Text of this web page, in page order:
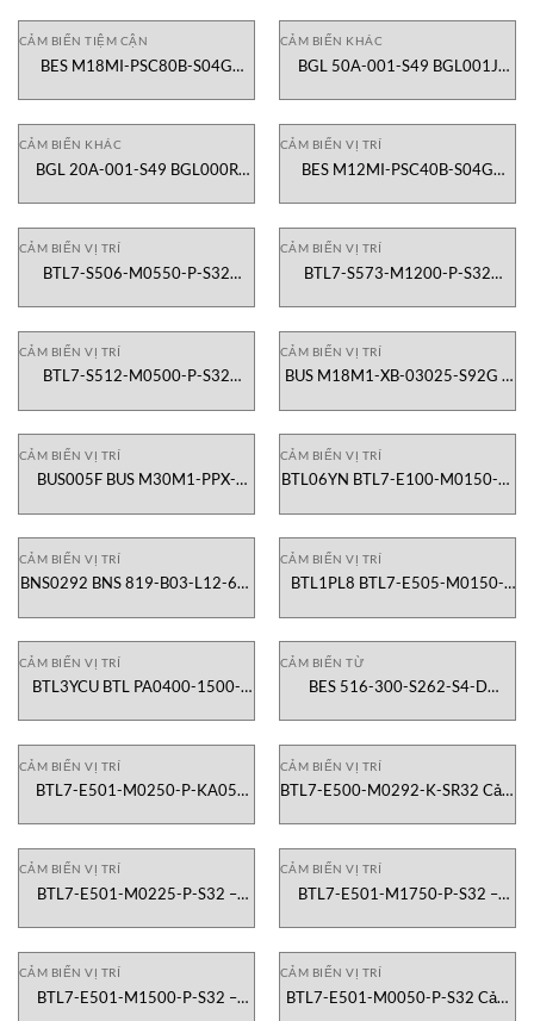
CẢM BIẾN TIỆM CẬN
BES M18MI-PSC80B-S04G
BALLUFF Vietnam
CẢM BIẾN KHÁC
BGL 50A-001-S49 BGL001J
Vietnam
CẢM BIẾN KHÁC
BGL 20A-001-S49 BGL000R
Vietnam
CẢM BIẾN VỊ TRÍ
BES M12MI-PSC40B-S04G
BALLUFF Vietnam
CẢM BIẾN VỊ TRÍ
BTL7-S506-M0550-P-S32
tính từ tính Balluff Vietnam
CẢM BIẾN VỊ TRÍ
BTL7-S573-M1200-P-S32
tính từ tính Balluff Vietnam
CẢM BIẾN VỊ TRÍ
BTL7-S512-M0500-P-S32
tính từ tính Balluff Vietnam
CẢM BIẾN VỊ TRÍ
BUS M18M1-XB-03025-S92G –
Balluff Việt Nam
CẢM BIẾN VỊ TRÍ
BUS005F BUS M30M1-PPX-
Balluff Vietnam
CẢM BIẾN VỊ TRÍ
BTL06YN BTL7-E100-M0150-B-
Balluff Vietnam
CẢM BIẾN VỊ TRÍ
BNS0292 BNS 819-B03-L12-61-
Vietnam
CẢM BIẾN VỊ TRÍ
BTL1PL8 BTL7-E505-M0150-
tuyến tính Balluff Vietnam
CẢM BIẾN VỊ TRÍ
BTL3YCU BTL PA0400-1500-
tính tuyến tính Balluff Vietnam
CẢM BIẾN TỪ
BES 516-300-S262-S4-D
Balluff Vietnam
CẢM BIẾN VỊ TRÍ
BTL7-E501-M0250-P-KA05
CẢM BIẾN VỊ TRÍ
BTL7-E500-M0292-K-SR32 Cảm
CẢM BIẾN VỊ TRÍ
BTL7-E501-M0225-P-S32 –
CẢM BIẾN VỊ TRÍ
BTL7-E501-M1750-P-S32 –
CẢM BIẾN VỊ TRÍ
BTL7-E501-M1500-P-S32 –
CẢM BIẾN VỊ TRÍ
BTL7-E501-M0050-P-S32 Cảm